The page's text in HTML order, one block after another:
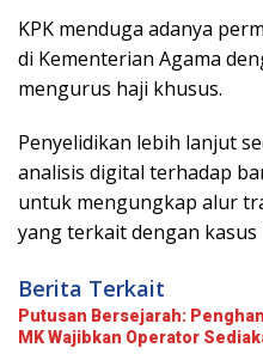
KPK menduga adanya
di Kementerian Agama
mengurus haji khusus.
Penyelidikan lebih lanjut
analisis digital terhadap
untuk mengungkap alur
yang terkait dengan kasus
Berita Terkait
Putusan Bersejarah:
MK Wajibkan Operator